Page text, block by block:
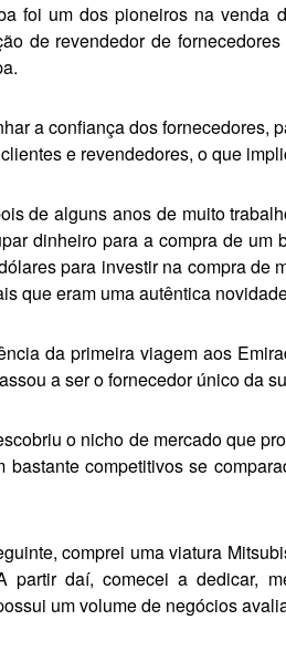
foi um dos pioneiros na venda
de revendedor de
a confian­ça dos fornecedores,
e revendedo­res, o que
de alguns anos de muito
dinheiro para a compra de
para investir na com­pra de
que eram uma autêntica
da primeira viagem aos
a ser o forne­cedor único da
o nicho de mercado que
bastante com­petitivos se
com­prei uma viatura
partir daí, comecei a dedicar,
um volume de negócios